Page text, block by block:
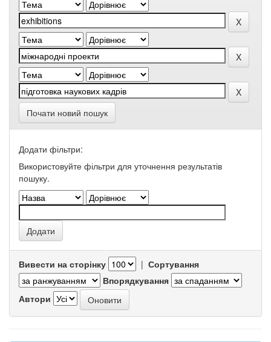
Почати новий пошук
Додати фільтри:
Використовуйте фільтри для уточнення результатів
пошуку.
Вивести на сторінку | Сортування
Впорядкування
Автори